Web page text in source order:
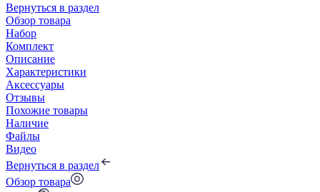
Вернуться в раздел
Обзор товара
Набор
Комплект
Описание
Характеристики
Аксессуары
Отзывы
Похожие товары
Наличие
Файлы
Видео
Вернуться в раздел
Обзор товара